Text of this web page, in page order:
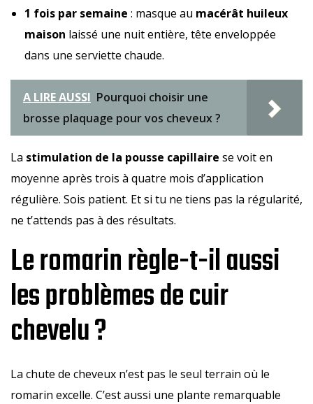
1 fois par semaine : masque au macérât huileux
maison laissé une nuit entière, tête enveloppée
dans une serviette chaude.
A LIRE AUSSI Pourquoi choisir une
brosse plaquage pour vos cheveux ?
La stimulation de la pousse capillaire se voit en
moyenne après trois à quatre mois d’application
régulière. Sois patient. Et si tu ne tiens pas la régularité,
ne t’attends pas à des résultats.
Le romarin règle-t-il aussi
les problèmes de cuir
chevelu ?
La chute de cheveux n’est pas le seul terrain où le
romarin excelle. C’est aussi une plante remarquable